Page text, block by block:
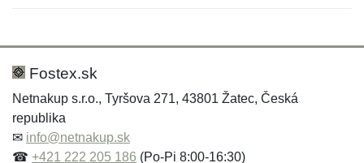
Hodnotenie:
Meno:*
Meno:
E-mail:*
Fostex.sk
Netnakup s.r.o., Tyršova 271, 43801 Žatec, Česká
republika
✉ info@netnakup.sk
☎ +421 222 205 186 (Po-Pi 8:00-16:30)